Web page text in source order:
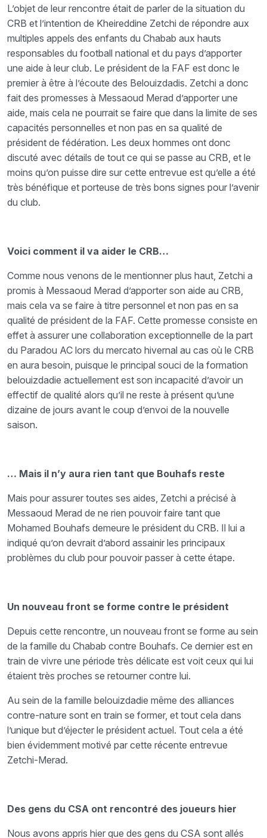
L’objet de leur rencontre était de parler de la situation du
CRB et l’intention de Kheireddine Zetchi de répondre aux
multiples appels des enfants du Chabab aux hauts
responsables du football national et du pays d’apporter
une aide à leur club. Le président de la FAF est donc le
premier à être à l’écoute des Belouizdadis. Zetchi a donc
fait des promesses à Messaoud Merad d’apporter une
aide, mais cela ne pourrait se faire que dans la limite de ses
capacités personnelles et non pas en sa qualité de
président de fédération. Les deux hommes ont donc
discuté avec détails de tout ce qui se passe au CRB, et le
moins qu’on puisse dire sur cette entrevue est qu’elle a été
très bénéfique et porteuse de très bons signes pour l’avenir
du club.
Voici comment il va aider le CRB…
Comme nous venons de le mentionner plus haut, Zetchi a
promis à Messaoud Merad d’apporter son aide au CRB,
mais cela va se faire à titre personnel et non pas en sa
qualité de président de la FAF. Cette promesse consiste en
effet à assurer une collaboration exceptionnelle de la part
du Paradou AC lors du mercato hivernal au cas où le CRB
en aura besoin, puisque le principal souci de la formation
belouizdadie actuellement est son incapacité d’avoir un
effectif de qualité alors qu’il ne reste à présent qu’une
dizaine de jours avant le coup d’envoi de la nouvelle
saison.
… Mais il n’y aura rien tant que Bouhafs reste
Mais pour assurer toutes ses aides, Zetchi a précisé à
Messaoud Merad de ne rien pouvoir faire tant que
Mohamed Bouhafs demeure le président du CRB. Il lui a
indiqué qu’on devrait d’abord assainir les principaux
problèmes du club pour pouvoir passer à cette étape.
Un nouveau front se forme contre le président
Depuis cette rencontre, un nouveau front se forme au sein
de la famille du Chabab contre Bouhafs. Ce dernier est en
train de vivre une période très délicate est voit ceux qui lui
étaient très proches se retourner contre lui.
Au sein de la famille belouizdadie même des alliances
contre-nature sont en train se former, et tout cela dans
l’unique but d’éjecter le président actuel. Tout cela a été
bien évidemment motivé par cette récente entrevue
Zetchi-Merad.
Des gens du CSA ont rencontré des joueurs hier
Nous avons appris hier que des gens du CSA sont allés